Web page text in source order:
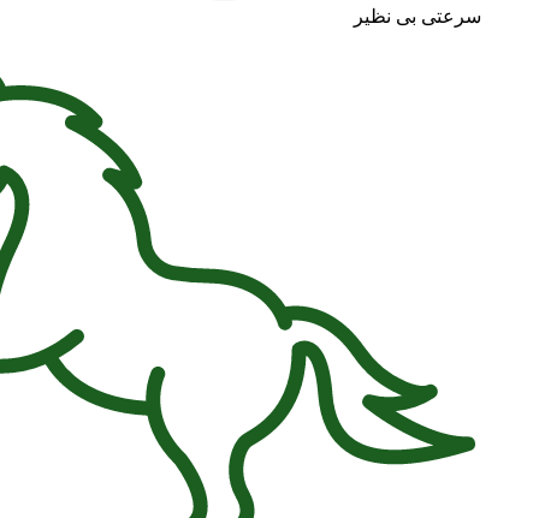
سرعتی بی نظیر